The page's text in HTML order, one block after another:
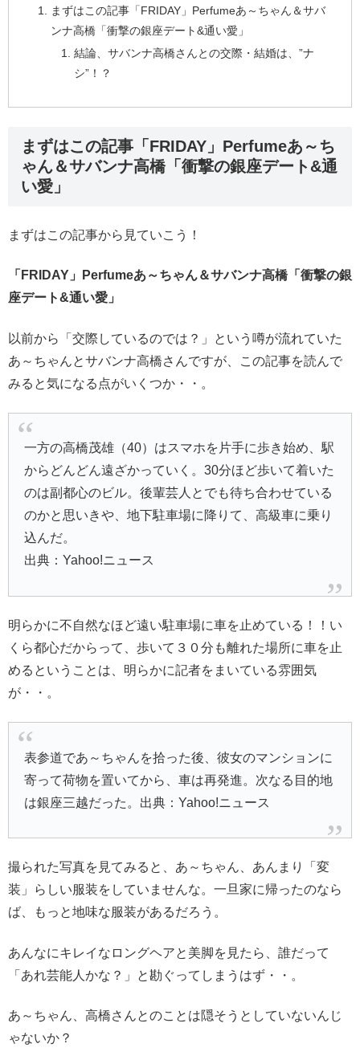
まずはこの記事「FRIDAY」Perfumeあ～ちゃん＆サバ
ンナ高橋「衝撃の銀座デート&通い愛」
結論、サバンナ高橋さんとの交際・結婚は、”ナ
シ”！？
まずはこの記事「FRIDAY」Perfumeあ～ち
ゃん＆サバンナ高橋「衝撃の銀座デート&通
い愛」
まずはこの記事から見ていこう！
「FRIDAY」Perfumeあ～ちゃん＆サバンナ高橋「衝撃の銀
座デート&通い愛」
以前から「交際しているのでは？」という噂が流れていた
あ～ちゃんとサバンナ高橋さんですが、この記事を読んで
みると気になる点がいくつか・・。
一方の高橋茂雄（40）はスマホを片手に歩き始め、駅
からどんどん遠ざかっていく。30分ほど歩いて着いた
のは副都心のビル。後輩芸人とでも待ち合わせている
のかと思いきや、地下駐車場に降りて、高級車に乗り
込んだ。
出典：Yahoo!ニュース
明らかに不自然なほど遠い駐車場に車を止めている！！い
くら都心だからって、歩いて３０分も離れた場所に車を止
めるということは、明らかに記者をまいている雰囲気
が・・。
表参道であ～ちゃんを拾った後、彼女のマンションに
寄って荷物を置いてから、車は再発進。次なる目的地
は銀座三越だった。出典：Yahoo!ニュース
撮られた写真を見てみると、あ～ちゃん、あんまり「変
装」らしい服装をしていませんな。一旦家に帰ったのなら
ば、もっと地味な服装があるだろう。
あんなにキレイなロングヘアと美脚を見たら、誰だって
「あれ芸能人かな？」と勘ぐってしまうはず・・。
あ～ちゃん、高橋さんとのことは隠そうとしていないんじ
ゃないか？